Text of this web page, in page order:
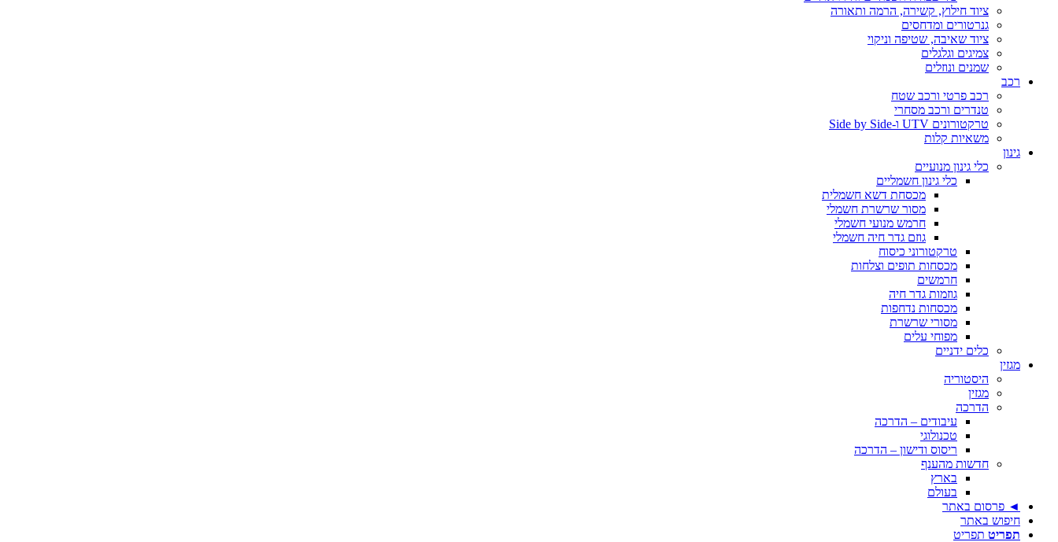
ציוד חילוץ, קשירה, הרמה ותאורה
גנרטורים ומדחסים
ציוד שאיבה, שטיפה וניקוי
צמיגים וגלגלים
שמנים ונוזלים
רכב
רכב פרטי ורכב שטח
טנדרים ורכב מסחרי
טרקטורונים UTV ו-Side by Side
משאיות קלות
גינון
כלי גינון מנועיים
כלי גינון חשמליים
מכסחת דשא חשמלית
מסור שרשרת חשמלי
חרמש מנועי חשמלי
גוזם גדר חיה חשמלי
טרקטורוני כיסוח
מכסחות תופים וצלחות
חרמשים
גוזמות גדר חיה
מכסחות נדחפות
מסורי שרשרת
מפוחי עלים
כלים ידניים
מגזין
היסטוריה
מגזין
הדרכה
עיבודים – הדרכה
טכנולוגי
ריסוס ודישון – הדרכה
חדשות מהענף
בארץ
בעולם
◄ פרסום באתר
חיפוש באתר
תפריט תפריט